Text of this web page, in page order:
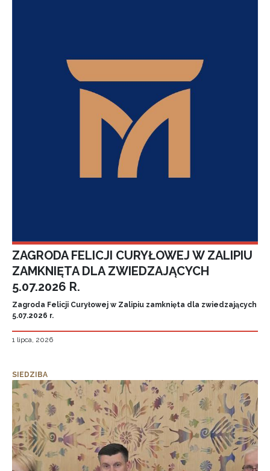
ZAGRODA FELICJI CURYŁOWEJ W ZALIPIU
ZAMKNIĘTA DLA ZWIEDZAJĄCYCH
5.07.2026 R.
Zagroda Felicji Curyłowej w Zalipiu zamknięta dla zwiedzających
5.07.2026 r.
1 lipca, 2026
SIEDZIBA